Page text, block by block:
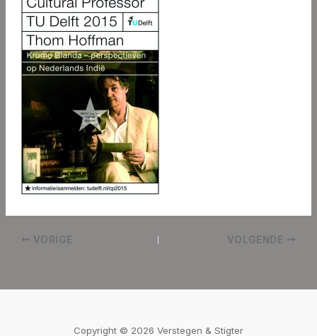
VORIGE VOLGENDE
Copyright © 2026 Verstegen & Stigter